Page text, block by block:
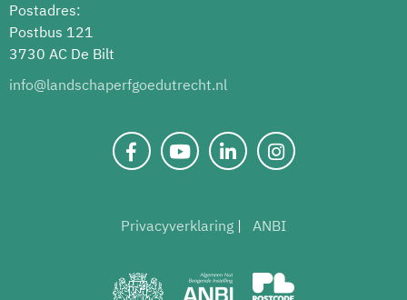
Postadres:
Postbus 121
3730 AC De Bilt
info@landschaperfgoedutrecht.nl
Privacyverklaring ANBI